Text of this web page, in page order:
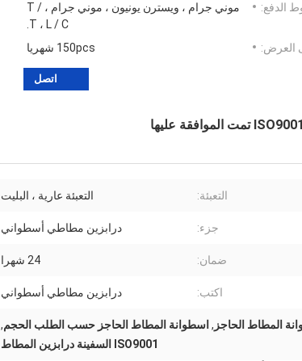
الدفع:
موني جرام ، ويسترن يونيون ، موني جرام ، T /
T ، L / C.
العرض:
150pcs شهريا
اتصل
التعبئة: التعبئة عارية ، البليت
جزء: درابزين مطاطي أسطواني
ضمان: 24 شهرا
اكتب: درابزين مطاطي أسطواني
, اسطوانة المطاط الحاجز حسب الطلب الحجم,
ISO9001 السفينة درابزين المطاط